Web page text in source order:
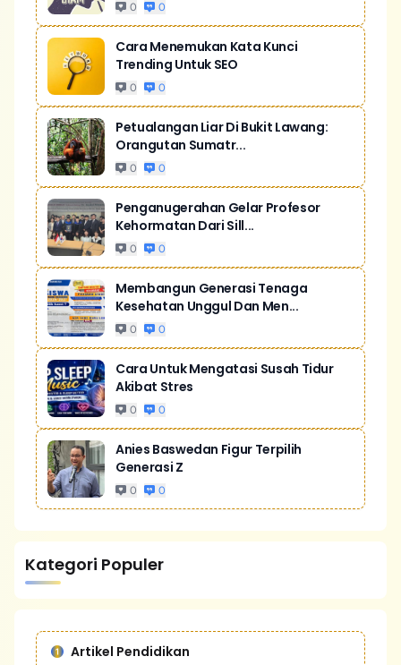
0 0
Cara Menemukan Kata Kunci
Trending Untuk SEO
0 0
Petualangan Liar Di Bukit Lawang:
Orangutan Sumatr...
0 0
Penganugerahan Gelar Profesor
Kehormatan Dari Sill...
0 0
Membangun Generasi Tenaga
Kesehatan Unggul Dan Men...
0 0
Cara Untuk Mengatasi Susah Tidur
Akibat Stres
0 0
Anies Baswedan Figur Terpilih
Generasi Z
0 0
Kategori Populer
Artikel Pendidikan